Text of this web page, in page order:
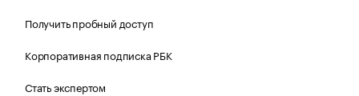
Получить пробный доступ
Корпоративная подписка РБК
Стать экспертом